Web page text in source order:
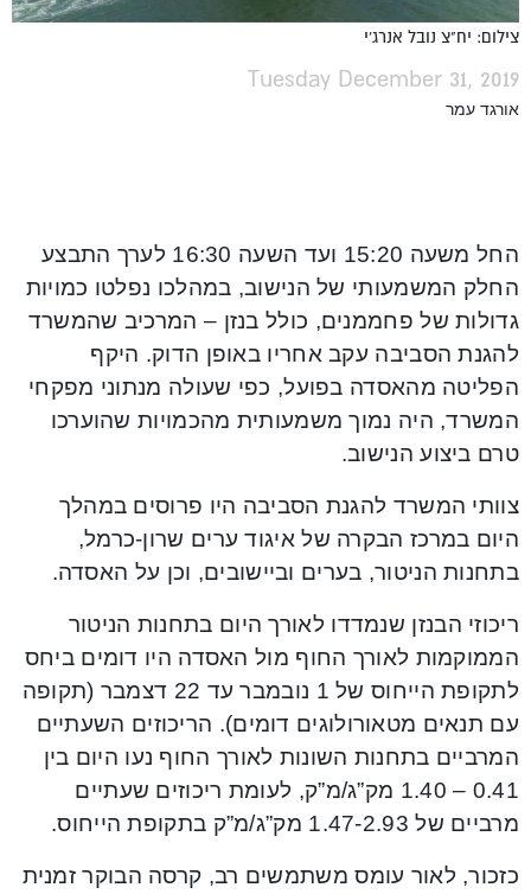
צילום: יח"צ נובל אנרג'י
Tuesday December 31, 2019
אורגד עמר
החל משעה 15:20 ועד השעה 16:30 לערך התבצע
החלק המשמעותי של הנישוב, במהלכו נפלטו כמויות
גדולות של פחממנים, כולל בנזן – המרכיב שהמשרד
להגנת הסביבה עקב אחריו באופן הדוק. היקף
הפליטה מהאסדה בפועל, כפי שעולה מנתוני מפקחי
המשרד, היה נמוך משמעותית מהכמויות שהוערכו
טרם ביצוע הנישוב.
צוותי המשרד להגנת הסביבה היו פרוסים במהלך
היום במרכז הבקרה של איגוד ערים שרון-כרמל,
בתחנות הניטור, בערים וביישובים, וכן על האסדה.
ריכוזי הבנזן שנמדדו לאורך היום בתחנות הניטור
הממוקמות לאורך החוף מול האסדה היו דומים ביחס
לתקופת הייחוס של 1 נובמבר עד 22 דצמבר (תקופה
עם תנאים מטאורולוגים דומים). הריכוזים השעתיים
המרביים בתחנות השונות לאורך החוף נעו היום בין
0.41 – 1.40 מק”ג/מ”ק, לעומת ריכוזים שעתיים
מרביים של 1.47-2.93 מק”ג/מ”ק בתקופת הייחוס.
כזכור, לאור עומס משתמשים רב, קרסה הבוקר זמנית